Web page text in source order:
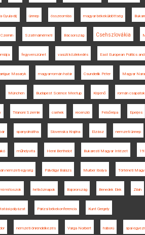
Gyula-díj ünnep összeomlás magyar békeküldöttség
Szatmárnémeti Bácsország Csehszlovákia
fegyverszünet vasúti közlekedés East European Politics
Masaryk magyar-román határ Csunderlik Péter Magyar
München Budapest Science Meetup Kisjenő román csapatok
Trianoni Szemle csehek recenzió Felsőrépa Eperjes
spanyolnátha Slovenska Krajina Elzász nemzeti ünnep
műhelyvita Henri Berthelot Bukaresti Magyar Intézet
nemzeti egység Pálvölgyi Balázs Murber Ibolya Történeti
mítoszok hétköznapok Bajorország Benedek Elek Zilah
pályázat Párizsi békekonferencia Kunt Gergely
nemzeti önrendelkezés Varga Norbert háború spai